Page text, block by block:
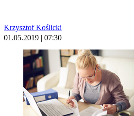
Krzysztof Koślicki
01.05.2019 | 07:30